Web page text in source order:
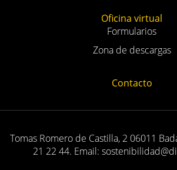
Oficina virtual
Formularios
Zona de descargas
Contacto
Tomas Romero de Castilla, 2 06011
21 22 44. Email: